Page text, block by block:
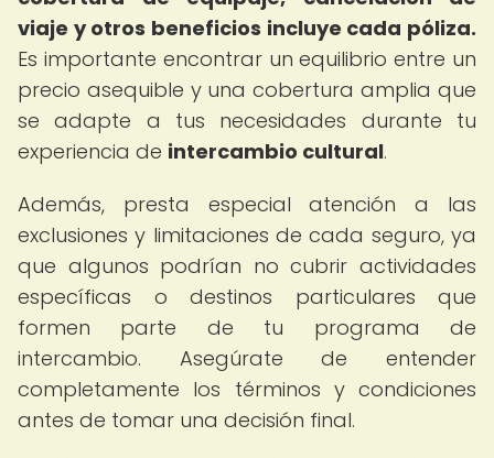
viaje y otros beneficios incluye cada póliza.
Es importante encontrar un equilibrio entre un
precio asequible y una cobertura amplia que
se adapte a tus necesidades durante tu
experiencia de intercambio cultural.
Además, presta especial atención a las
exclusiones y limitaciones de cada seguro, ya
que algunos podrían no cubrir actividades
específicas o destinos particulares que
formen parte de tu programa de
intercambio. Asegúrate de entender
completamente los términos y condiciones
antes de tomar una decisión final.